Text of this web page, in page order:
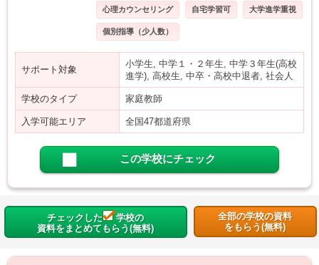
心理カウンセリング 自宅学習可 大学進学重視
個別指導（少人数）
サポート対象
小学生, 中学１・２年生, 中学３年生(高校
進学), 高校生, 中卒・高校中退者, 社会人
学校のタイプ 家庭教師
入学可能エリア 全国47都道府県
この学校にチェック
チェックした
学校の
資料をまとめてもらう(無料)
全部の学校の資料
をもらう(無料)